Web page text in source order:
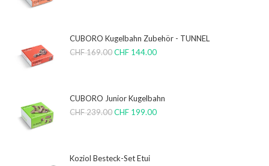
CUBORO Kugelbahn Zubehör - TUNNEL
CHF169.00 CHF 144.00
CUBORO Junior Kugelbahn
CHF239.00 CHF 199.00
Koziol Besteck-Set Etui